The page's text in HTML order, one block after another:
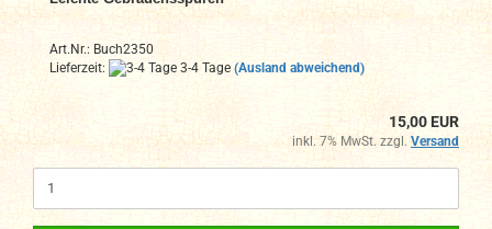
Art.Nr.: Buch2350
Lieferzeit:
3-4 Tage (Ausland abweichend)
15,00 EUR
inkl. 7% MwSt. zzgl. Versand